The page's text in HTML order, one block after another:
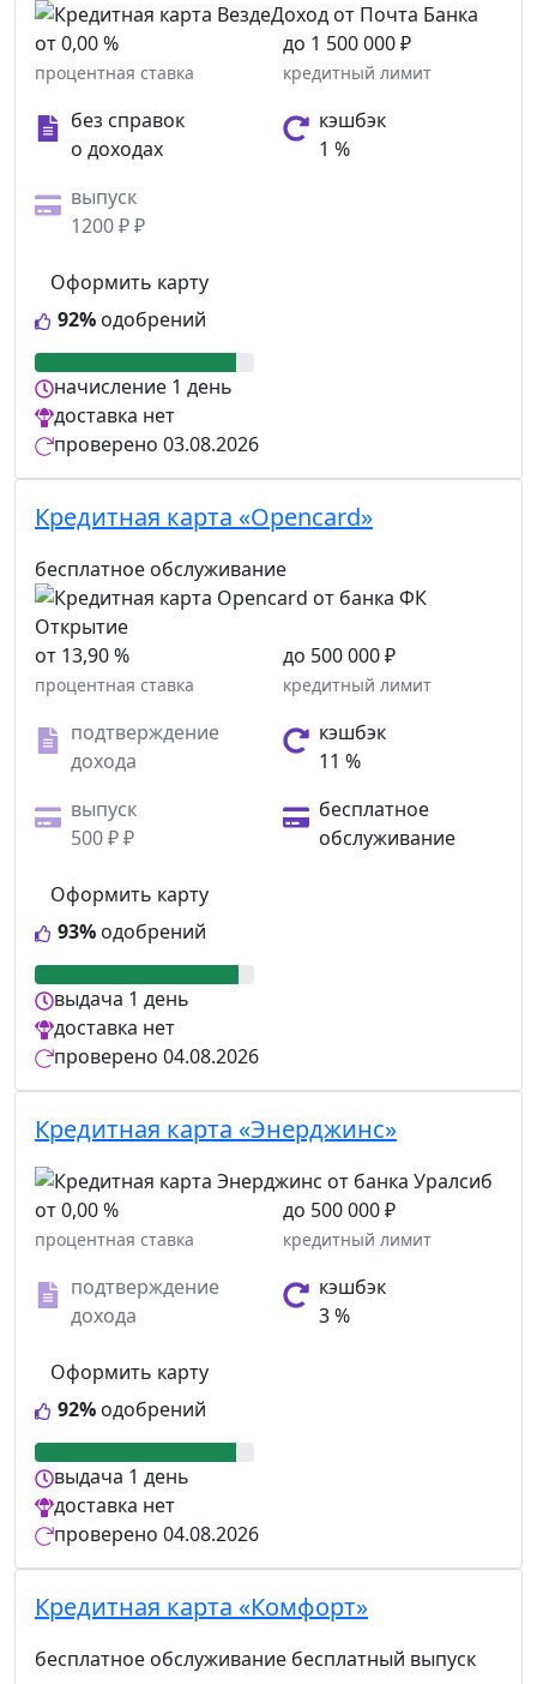
от 0,00 %
процентная ставка
до 1 500 000 ₽
кредитный лимит
без справок
о доходах
кэшбэк
1 %
выпуск
1200 ₽ ₽
92% одобрений
Оформить карту
начисление 1 день
доставка нет
проверено 03.08.2026
Кредитная карта «Opencard»
бесплатное обслуживание
от 13,90 %
процентная ставка
до 500 000 ₽
кредитный лимит
подтверждение
дохода
кэшбэк
11 %
выпуск
500 ₽ ₽
бесплатное
обслуживание
93% одобрений
Оформить карту
выдача 1 день
доставка нет
проверено 04.08.2026
Кредитная карта «Энерджинс»
от 0,00 %
процентная ставка
до 500 000 ₽
кредитный лимит
подтверждение
дохода
кэшбэк
3 %
92% одобрений
Оформить карту
выдача 1 день
доставка нет
проверено 04.08.2026
Кредитная карта «Комфорт»
бесплатное обслуживание бесплатный выпуск